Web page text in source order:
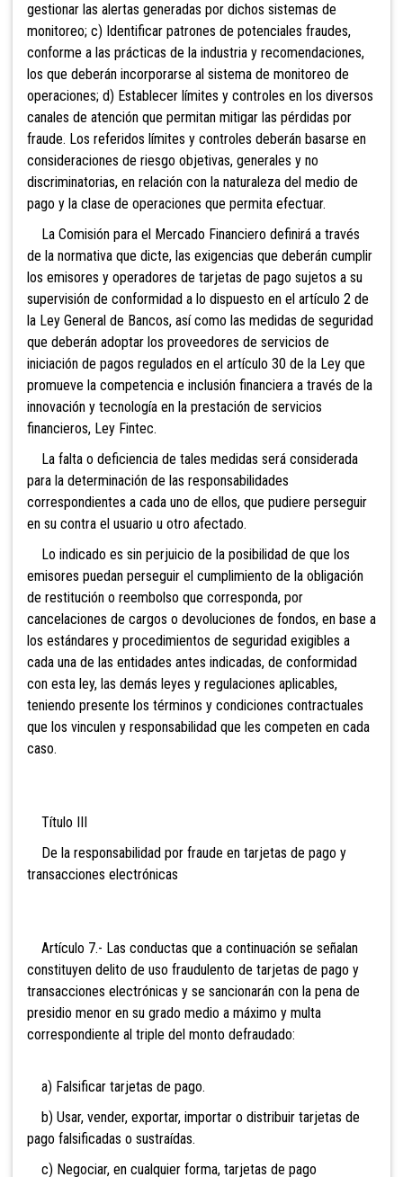
gestionar las alertas generadas por dichos sistemas de
monitoreo; c) Identificar patrones de potenciales fraudes,
conforme a las prácticas de la industria y recomendaciones,
los que deberán incorporarse al sistema de monitoreo de
operaciones; d) Establecer límites y controles en los diversos
canales de atención que permitan mitigar las pérdidas por
fraude. Los referidos límites y controles deberán basarse en
consideraciones de riesgo objetivas, generales y no
discriminatorias, en relación con la naturaleza del medio de
pago y la clase de operaciones que permita efectuar.
La Comisión para el Mercado Financiero definirá a través
de la normativa que dicte, las exigencias que deberán cumplir
los emisores y operadores de tarjetas de pago sujetos a su
supervisión de conformidad a lo dispuesto en el artículo 2 de
la Ley General de Bancos, así como las medidas de seguridad
que deberán adoptar los proveedores de servicios de
iniciación de pagos regulados en el artículo 30 de la Ley que
promueve la competencia e inclusión financiera a través de la
innovación y tecnología en la prestación de servicios
financieros, Ley Fintec.
La falta o deficiencia de tales medidas será considerada
para la determinación de las responsabilidades
correspondientes a cada uno de ellos, que pudiere perseguir
en su contra el usuario u otro afectado.
Lo indicado es sin perjuicio de la posibilidad de que los
emisores puedan perseguir el cumplimiento de la obligación
de restitución o reembolso que corresponda, por
cancelaciones de cargos o devoluciones de fondos, en base a
los estándares y procedimientos de seguridad exigibles a
cada una de las entidades antes indicadas, de conformidad
con esta ley, las demás leyes y regulaciones aplicables,
teniendo presente los términos y condiciones contractuales
que los vinculen y responsabilidad que les competen en cada
caso.
Título III
De la responsabilidad por fraude en tarjetas de pago y
transacciones electrónicas
Artículo 7.- Las conductas que a continuación se señalan
constituyen delito de uso fraudulento de tarjetas de pago y
transacciones electrónicas y se sancionarán con la pena de
presidio menor en su grado medio a máximo y multa
correspondiente al triple del monto defraudado:
a) Falsificar tarjetas de pago.
b) Usar, vender, exportar, importar o distribuir tarjetas de
pago falsificadas o sustraídas.
c) Negociar, en cualquier forma, tarjetas de pago